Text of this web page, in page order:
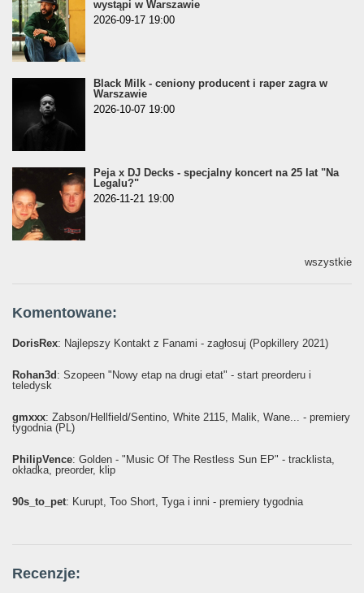
wystąpi w Warszawie
2026-09-17 19:00
Black Milk - ceniony producent i raper zagra w
Warszawie
2026-10-07 19:00
Peja x DJ Decks - specjalny koncert na 25 lat "Na
Legalu?"
2026-11-21 19:00
wszystkie
Komentowane:
DorisRex: Najlepszy Kontakt z Fanami - zagłosuj (Popkillery 2021)
Rohan3d : Szopeen "Nowy etap na drugi etat" - start preorderu i
teledysk
gmxxx: Żabson/Hellfield/Sentino, White 2115, Malik, Wane... - premiery
tygodnia (PL)
PhilipVence: Golden - "Music Of The Restless Sun EP" - tracklista,
okładka, preorder, klip
90s_to_pet: Kurupt, Too Short, Tyga i inni - premiery tygodnia
Recenzje: